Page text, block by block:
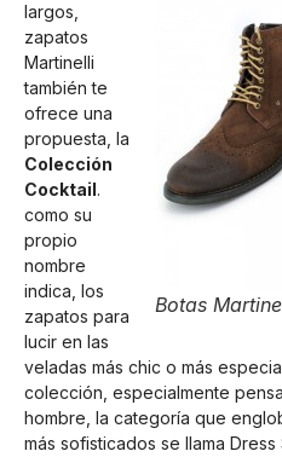
Botas
largos,
zapatos
Martinelli
también te
ofrece una
propuesta, la
Colección
Cocktail.
como su
propio
nombre
indica, los
zapatos para
lucir en las
veladas más chic o más
colección, especialmente
hombre, la categoría que
más sofisticados se llama